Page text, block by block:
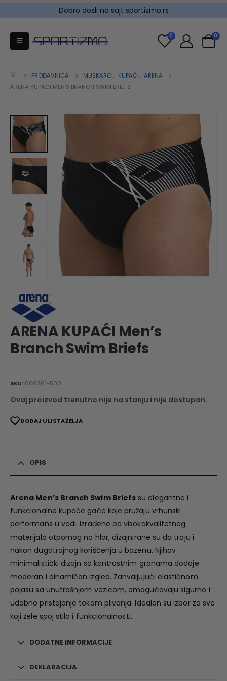
Dobro došli na sajt sportizmo.rs
0 0
PRODAVNICA MUSKARCI, KUPAĆI, ARENA
ARENA KUPAĆI MEN’S BRANCH SWIM BRIEFS
ARENA KUPAĆI Men’s
Branch Swim Briefs
SKU: 006261-500
Ovaj proizvod trenutno nije na stanju i nije dostupan.
DODAJ U LISTA ŽELJA
OPIS
Arena Men’s Branch Swim Briefs su elegantne i
funkcionalne kupaće gaće koje pružaju vrhunski
performans u vodi. Izrađene od visokokvalitetnog
materijala otpornog na hlor, dizajnirane su da traju i
nakon dugotrajnog korišćenja u bazenu. Njihov
minimalistički dizajn sa kontrastnim granama dodaje
moderan i dinamičan izgled. Zahvaljujući elastičnom
pojasu sa unutrašnjom vezicom, omogućavaju sigurno i
udobno pristajanje tokom plivanja. Idealan su izbor za sve
koji žele spoj stila i funkcionalnosti.
DODATNE INFORMACIJE
DEKLARACIJA